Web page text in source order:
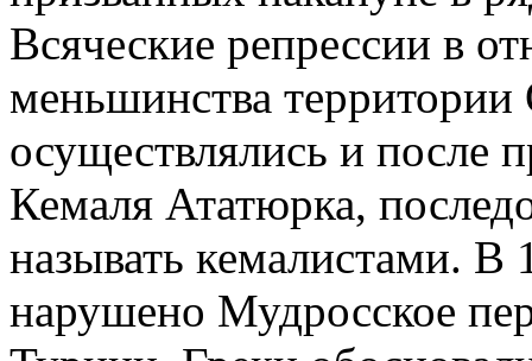
Всяческие репрессии в
меньшинства территории
осуществлялись и после
Кемаля Ататюрка,
называть кемалистами. В
нарушено Мудросское